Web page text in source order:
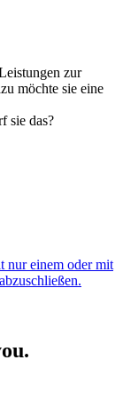
zur
möchte sie eine
sie das?
nur einem oder mit